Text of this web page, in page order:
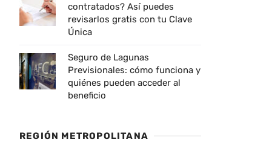
contratados? Así puedes
revisarlos gratis con tu Clave
Única
Seguro de Lagunas
Previsionales: cómo funciona y
quiénes pueden acceder al
beneficio
REGIÓN METROPOLITANA